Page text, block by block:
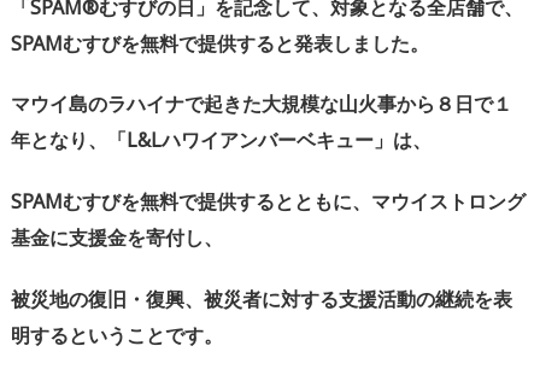
「SPAM®むすびの日」を記念して、対象となる全店舗で、
SPAMむすびを無料で提供すると発表しました。
マウイ島のラハイナで起きた大規模な山火事から８日で１
年となり、「L&Lハワイアンバーベキュー」は、
SPAMむすびを無料で提供するとともに、マウイストロング
基金に支援金を寄付し、
被災地の復旧・復興、被災者に対する支援活動の継続を表
明するということです。